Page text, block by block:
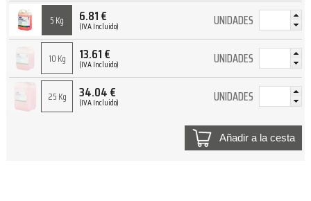
5 Kg 6.81€
(IVA Incluido) UNIDADES
10 Kg 13.61€
(IVA Incluido) UNIDADES
25 Kg 34.04€
(IVA Incluido) UNIDADES
Añadir a la cesta